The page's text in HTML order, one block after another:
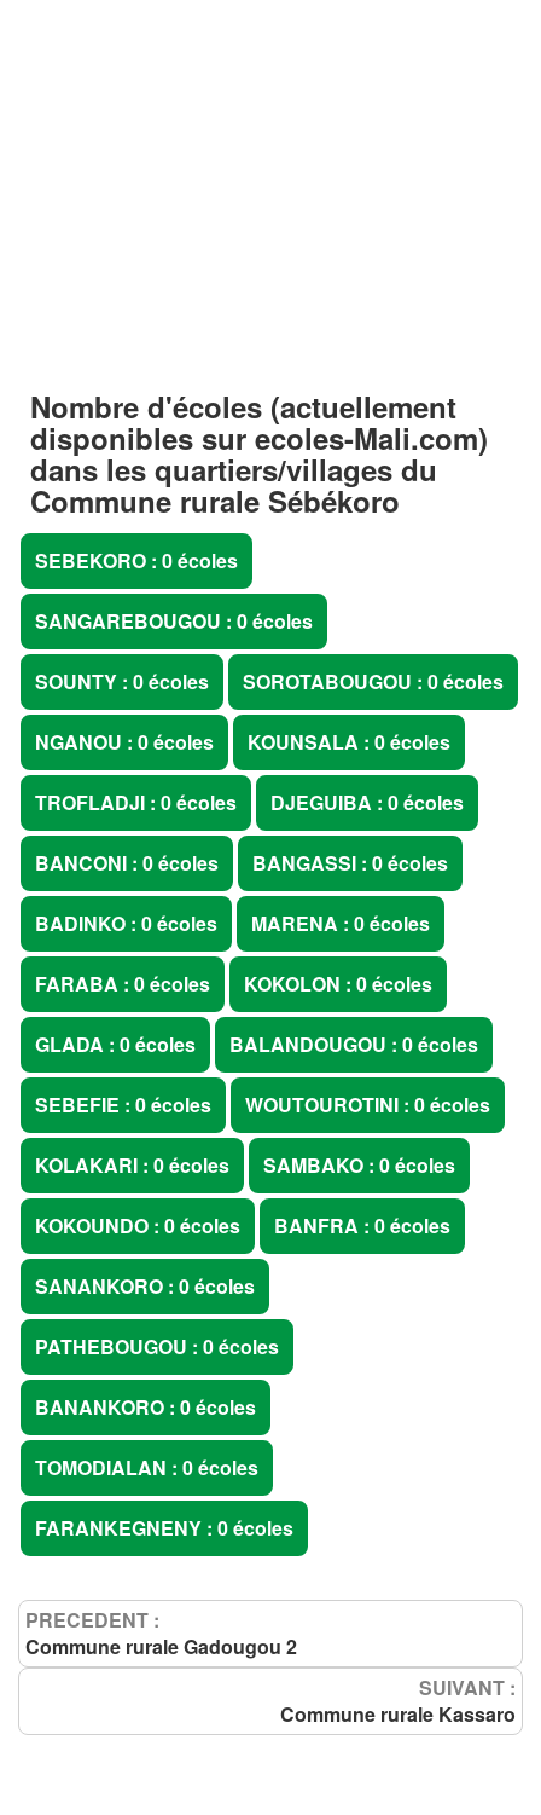
Nombre d'écoles (actuellement
disponibles sur ecoles-Mali.com)
dans les quartiers/villages du
Commune rurale Sébékoro
SEBEKORO : 0 écoles
SANGAREBOUGOU : 0 écoles
SOUNTY : 0 écoles SOROTABOUGOU : 0 écoles
NGANOU : 0 écoles KOUNSALA : 0 écoles
TROFLADJI : 0 écoles DJEGUIBA : 0 écoles
BANCONI : 0 écoles BANGASSI : 0 écoles
BADINKO : 0 écoles MARENA : 0 écoles
FARABA : 0 écoles KOKOLON : 0 écoles
GLADA : 0 écoles BALANDOUGOU : 0 écoles
SEBEFIE : 0 écoles WOUTOUROTINI : 0 écoles
KOLAKARI : 0 écoles SAMBAKO : 0 écoles
KOKOUNDO : 0 écoles BANFRA : 0 écoles
SANANKORO : 0 écoles
PATHEBOUGOU : 0 écoles
BANANKORO : 0 écoles
TOMODIALAN : 0 écoles
FARANKEGNENY : 0 écoles
PRECEDENT :
Commune rurale Gadougou 2
SUIVANT :
Commune rurale Kassaro